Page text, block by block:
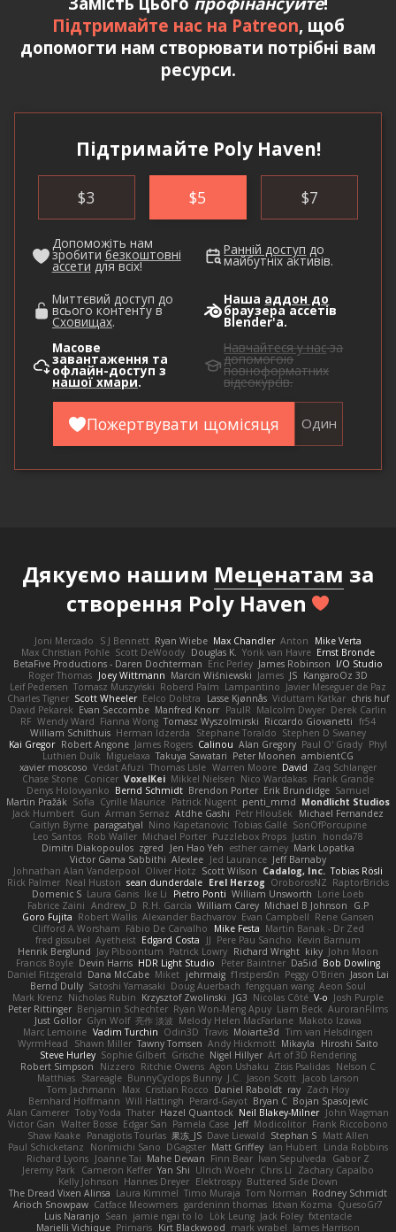
Підтримайте нас на Patreon, щоб
допомогти нам створювати потрібні вам
ресурси.
Підтримайте Poly Haven!
$3 $5 $7
Допоможіть нам
зробити безкоштовні
ассети для всіх!
Ранній доступ до
майбутніх активів.
Миттєвий доступ до
всього контенту в
Сховищах.
Наша аддон до
браузера ассетів
Blender'а.
Масове
завантаження та
офлайн-доступ з
нашої хмари.
Навчайтеся у насза
допомогою
повноформатних
відеокурсів.
Пожертвувати щомісяця Один
Дякуємо нашим Меценатам за
створення Poly Haven
Joni Mercado S J Bennett Ryan Wiebe Max Chandler Anton
Mike Verta
Max Christian Pohle Scott DeWoody Douglas K. Yorik van Havre Ernst Bronde
BetaFive Productions - Daren Dochterman Eric Perley James Robinson I/O Studio
Roger Thomas Joey Wittmann Marcin Wiśniewski James JS KangaroOz 3D
Leif Pedersen Tomasz Muszyński Roberd Palm Lampantino Javier Meseguer de Paz
Charles Tigner Scott Wheeler Eelco Dolstra Lasse Kjønnås Viduttam Katkar chris huf
David Pekarek Evan Seccombe Manfred Knorr PaulR Malcolm Dwyer Derek Carlin
RF Wendy Ward Fianna Wong Tomasz Wyszolmirski Riccardo Giovanetti fr54
William Schilthuis Herman Idzerda Stephane Toraldo Stephen D Swaney
Kai Gregor Robert Angone James Rogers Calinou Alan Gregory Paul O' Grady Phyl
Luthien Dulk Miguelaxa Takuya Sawatari Peter Moonen ambientCG
xavier moscoso Vedat Afuzi Thomas Lisle Warren Moore David Zaq Schlanger
Chase Stone Conicer VoxelKei Mikkel Nielsen Nico Wardakas Frank Grande
Denys Holovyanko Bernd Schmidt Brendon Porter Erik Brundidge Samuel
Martin Pražák Sofia Cyrille Maurice Patrick Nugent penti_mmd Mondlicht Studios
Jack Humbert Gun Arman Sernaz Atdhe Gashi Petr Hloušek
Michael Fernandez
Caitlyn Byrne paragsatyal Nino Kapetanovic Tobias Gallé SonOfPorcupine
Leo Santos Rob Waller Michael Porter Puzzlebox Props Justin
honda78
Dimitri Diakopoulos zgred Jen Hao Yeh esther carney Mark Lopatka
Victor Gama Sabbithi Alexlee Jed Laurance Jeff Barnaby
Johnathan Alan Vanderpool Oliver Hotz Scott Wilson Cadalog, Inc. Tobias Rösli
Rick Palmer Neal Huston sean dunderdale Erel Herzog OroborosNZ RaptorBricks
Domenic S Laura Ganis Ike Li Pietro Ponti William Unsworth Lorie Loeb
Fabrice Zaini Andrew_D R.H. García William Carey Michael B Johnson
G.P
Goro Fujita Robert Wallis Alexander Bachvarov Evan Campbell Rene Gansen
Clifford A Worsham Fábio De Carvalho Mike Festa Martin Banak - Dr Zed
fred gissubel Ayetheist Edgard Costa JJ Pere Pau Sancho Kevin Barnum
Henrik Berglund Jay Piboontum Patrick Lowry Richard Wright kiky John Moon
Francis Boyle Devin Harris HDR Light Studio Peter Baintner Da5id Bob Dowling
Daniel Fitzgerald Dana McCabe Miket jehrmaig f1rstpers0n Peggy O'Brien Jason Lai
Bernd Dully Satoshi Yamasaki Doug Auerbach fengquan wang Aeon Soul
Mark Krenz Nicholas Rubin Krzysztof Zwolinski JG3 Nicolas Côté V-o Josh Purple
Peter Rittinger Benjamin Schechter Ryan Won-Meng Apuy Liam Beck AuroranFilms
Just Gollor Glyn Wolf 亮作 淡波 Melody Helen MacFarlane Makoto Izawa
Marc Lemoine Vadim Turchin Odin3D Travis Moiarte3d Tim van Helsdingen
WyrmHead
Shawn Miller Tawny Tomsen Andy Hickmott Mikayla
Hiroshi Saito
Steve Hurley Sophie Gilbert Grische Nigel Hillyer Art of 3D Rendering
Robert Simpson
Nizzero Ritchie Owens Agon Ushaku Zisis Psalidas Nelson C
Matthias Stareagle BunnyCyclops Bunny J.C. Jason Scott Jacob Larson
Tom Jachmann
Max Cristian Rocco Daniel Raboldt ray Zach Hoy
Bernhard Hoffmann Will Hattingh Perard-Gayot Bryan C Bojan Spasojevic
Alan Camerer Toby Yoda Thater Hazel Quantock Neil Blakey-Milner John Wagman
Victor Gan Walter Bosse Edgar San Pamela Case Jeff Modicolitor Frank Riccobono
Shaw Kaake Panagiotis Tourlas 果冻_JS Dave Liewald Stephan S Matt Allen
Paul Schicketanz
Norimichi Sano DGagster Matt Griffey Ian Hubert Linda Robbins
Richard Lyons Joanne Tai Mahe Dewan Finn Bear Ivan Sepulveda
Gabor Z
Jeremy Park
Cameron Keffer Yan Shi Ulrich Woehr Chris Li
Zachary Capalbo
Kelly Johnson Hannes Dreyer Elektrospy Buttered Side Down
The Dread Vixen Alinsa Laura Kimmel Timo Muraja Tom Norman Rodney Schmidt
Arioch Snowpaw Catface Meowmers gardeninn thomas Istvan Kozma QuesoGr7
Luis Naranjo Sean jamie ngai to lo Lök Leung Jack Foley fxtentacle
Marielli Vichique Primaris Kirt Blackwood mark wrabel James Harrison